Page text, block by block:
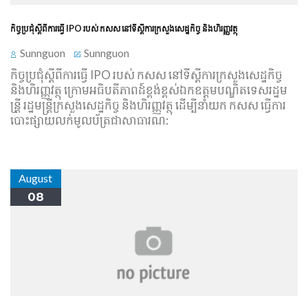
កិច្ចប្រជុំ​ស្តីពី​ការធ្វើ IPO របស់ កសស នៅ​ទីស្តីការក្រសួង​សេដ្ឋកិច្ច និង​ហិរញ្ញវត្ថុ
Sunnguon Sunnguon
​កិច្ចប្រជុំ​ស្តីពី​ការធ្វើ IPO របស់ កសស នៅ​ទីស្តីការក្រសួង​សេដ្ឋកិច្ច
និង​ហិរញ្ញវត្ថុ ក្រោម​អធិបតីភាព​ដ៍​ខ្ពង់ខ្ពស់​ឯកឧត្ដម​បណ្ឌិត​ទេស​រដ្ឋ​ម​
ន្រី្ត រដ្ឋមន្ត្រីក្រសួង​សេដ្ឋកិច្ច និង​ហិរញ្ញវត្ថុ ដើម្បី​នាំយក កសស ធ្វើការ​
បោះផ្សាយ​លក់​មូល​ប័ត្រ​ជា​សាធារណ​:
August
08